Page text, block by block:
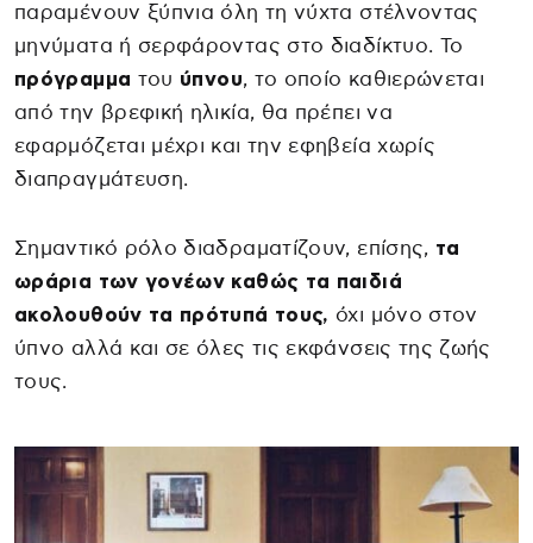
παραμένουν ξύπνια όλη τη νύχτα στέλνοντας
μηνύματα ή σερφάροντας στο διαδίκτυο. Το
πρόγραμμα του ύπνου, το οποίο καθιερώνεται
από την βρεφική ηλικία, θα πρέπει να
εφαρμόζεται μέχρι και την εφηβεία χωρίς
διαπραγμάτευση.
Σημαντικό ρόλο διαδραματίζουν, επίσης, τα
ωράρια των γονέων καθώς τα παιδιά
ακολουθούν τα πρότυπά τους, όχι μόνο στον
ύπνο αλλά και σε όλες τις εκφάνσεις της ζωής
τους.